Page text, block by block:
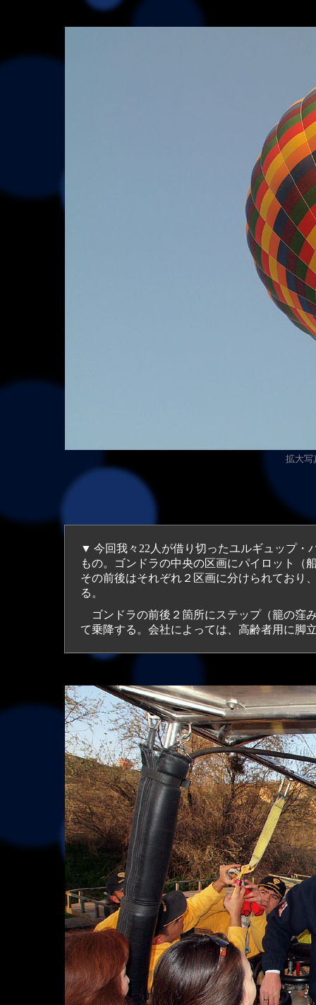
拡大写
▼ 今回我々22人が借り切ったユルギュップ・
もの。ゴンドラの中央の区画にパイロット（
その前後はそれぞれ２区画に分けられており
る。
ゴンドラの前後２箇所にステップ（籠の窪
て乗降する。会社によっては、高齢者用に脚